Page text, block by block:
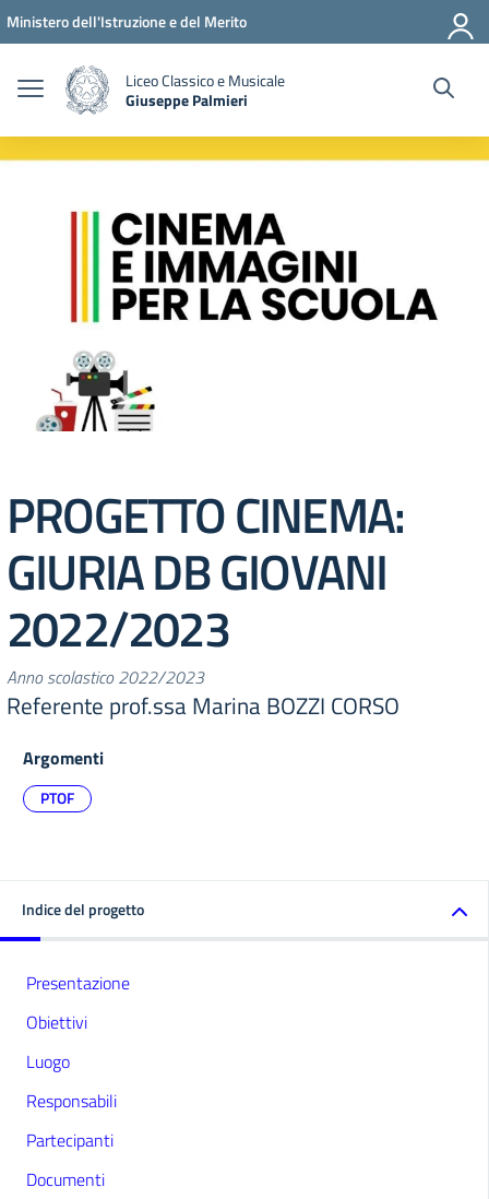
Vai ai contenuti
Vai al menu di navigazione
Vai al footer
Ministero dell'Istruzione e del Merito
Liceo Classico e Musicale
Giuseppe Palmieri
PROGETTO CINEMA:
GIURIA DB GIOVANI
2022/2023
Anno scolastico 2022/2023
Referente prof.ssa Marina BOZZI CORSO
Argomenti
PTOF
Indice del progetto
Presentazione
Obiettivi
Luogo
Responsabili
Partecipanti
Documenti